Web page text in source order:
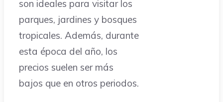
son ideales para visitar los
parques, jardines y bosques
tropicales. Además, durante
esta época del año, los
precios suelen ser más
bajos que en otros periodos.